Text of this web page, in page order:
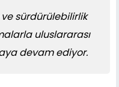
sürdürülebilirlik
uluslararası
devam ediyor.